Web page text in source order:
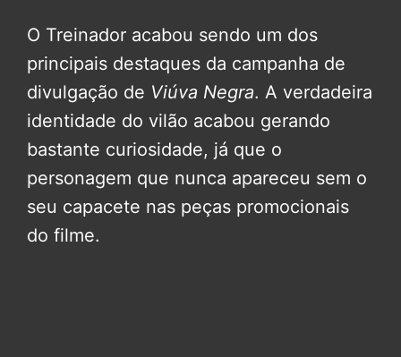
O Treinador acabou sendo um dos
principais destaques da campanha de
divulgação de Viúva Negra. A verdadeira
identidade do vilão acabou gerando
bastante curiosidade, já que o
personagem que nunca apareceu sem o
seu capacete nas peças promocionais
do filme.